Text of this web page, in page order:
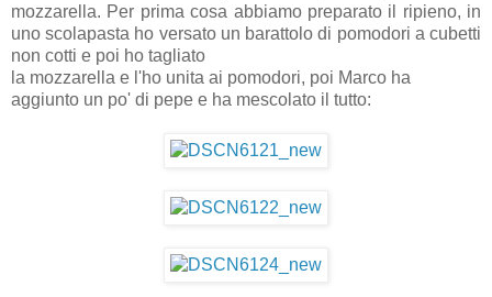
mozzarella. Per prima cosa abbiamo preparato il ripieno, in
uno scolapasta ho versato un barattolo di pomodori a cubetti
non cotti e poi ho tagliato
la mozzarella e l'ho unita ai pomodori, poi Marco ha
aggiunto un po' di pepe e ha mescolato il tutto: